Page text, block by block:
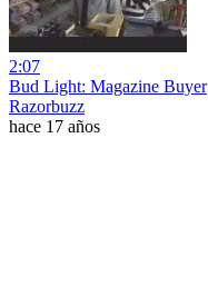
2:07
Bud Light: Magazine Buyer
Razorbuzz
hace 17 años